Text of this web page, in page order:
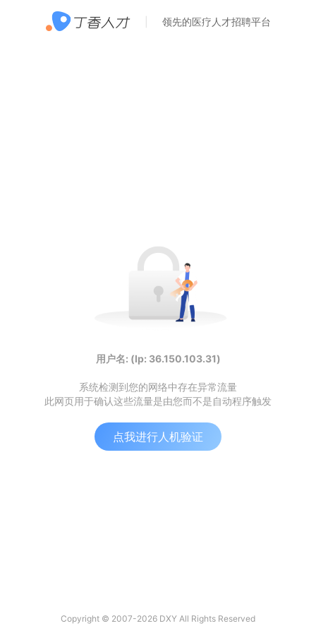
领先的医疗人才招聘平台
用户名: (Ip: 36.150.103.31)
系统检测到您的网络中存在异常流量
此网页用于确认这些流量是由您而不是自动程序触发
点我进行人机验证
Copyright © 2007-2026 DXY All Rights Reserved